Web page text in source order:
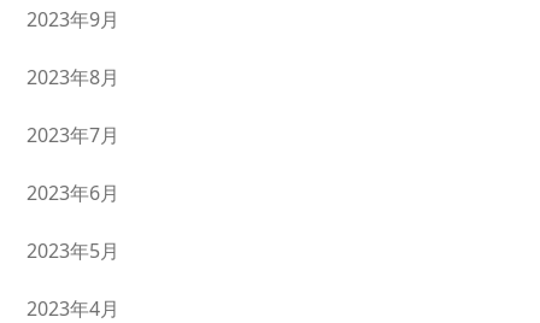
2023年9月
2023年8月
2023年7月
2023年6月
2023年5月
2023年4月